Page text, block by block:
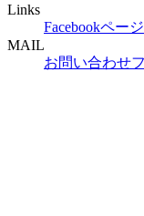
Links
Facebookページ
MAIL
お問い合わせ